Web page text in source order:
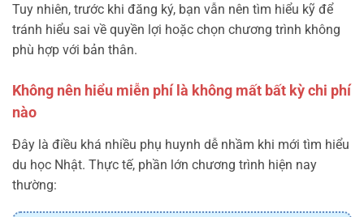
Tuy nhiên, trước khi đăng ký, bạn vẫn nên tìm hiểu kỹ để
tránh hiểu sai về quyền lợi hoặc chọn chương trình không
phù hợp với bản thân.
Không nên hiểu miễn phí là không mất bất kỳ chi phí
nào
Đây là điều khá nhiều phụ huynh dễ nhầm khi mới tìm hiểu
du học Nhật. Thực tế, phần lớn chương trình hiện nay
thường: